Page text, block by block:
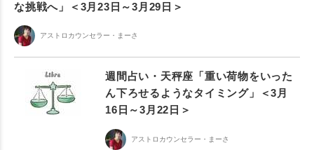
な挑戦へ」＜3月23日～3月29日＞
アストロカウンセラー・まーさ
週間占い・天秤座「重い荷物をいった
ん下ろせるようなタイミング」＜3月
16日～3月22日＞
アストロカウンセラー・まーさ